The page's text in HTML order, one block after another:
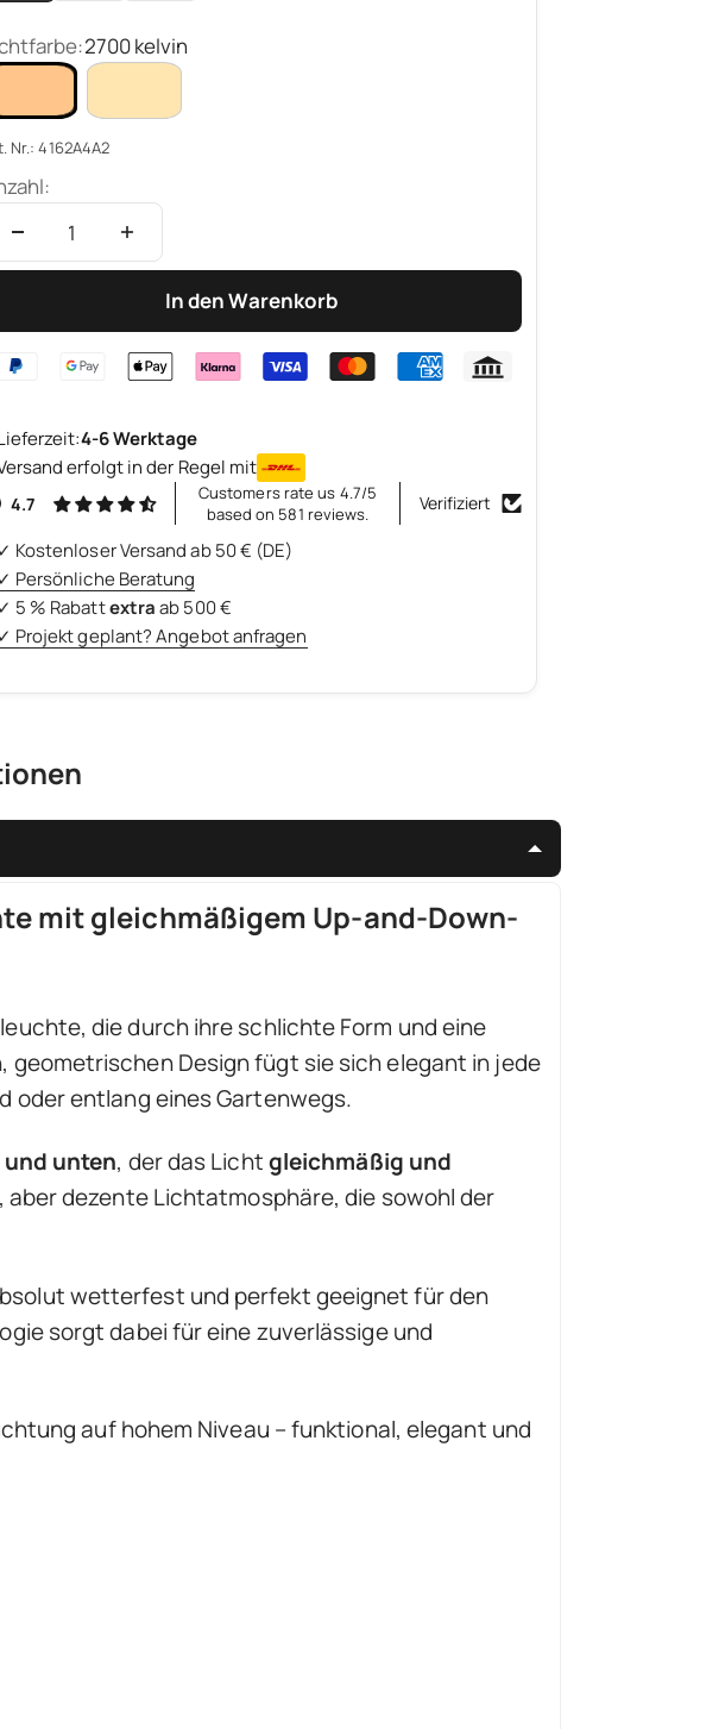
2700 kelvin
Nr.: 4162A4A2
In den Warenkorb
4-6 Werktage
erfolgt in der Regel mit
4.7
Customers rate us 4.7/5
based on 581 reviews.
Verifiziert
✓ Kostenloser Versand ab 50 € (DE)
✓ Persönliche Beratung
✓ 5 % Rabattextraab 500 €
✓ Projekt geplant? Angebot anfragen
mit gleichmäßigem Up-and-Down-
die durch ihre schlichte Form und eine
Design fügt sie sich elegant in jede
oder entlang eines Gartenwegs.
unten, der das Lichtgleichmäßig und
dezente Lichtatmosphäre, die sowohl der
wetterfest und perfekt geeignet für den
sorgt dabei für eine zuverlässige und
auf hohem Niveau – funktional, elegant und